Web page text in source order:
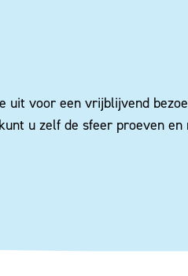
uit voor een vrijblijvend
u zelf de sfeer proeven